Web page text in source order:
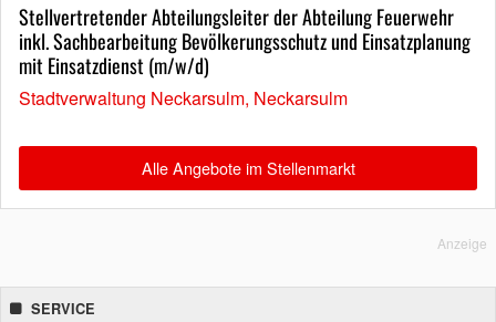
Stellvertretender Abteilungsleiter der Abteilung Feuerwehr
inkl. Sachbearbeitung Bevölkerungsschutz und Einsatzplanung
mit Einsatzdienst (m/w/d)
Stadtverwaltung Neckarsulm, Neckarsulm
Alle Angebote im Stellenmarkt
Anzeige
SERVICE